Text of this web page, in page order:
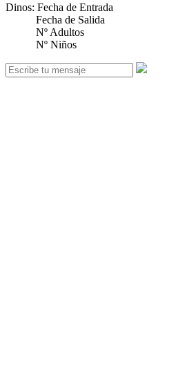
Dinos: Fecha de Entrada
Fecha de Salida
Nº Adultos
Nº Niños